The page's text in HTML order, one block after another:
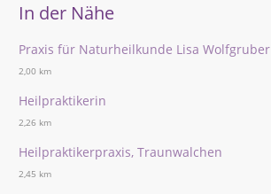
In der Nähe
Praxis für Naturheilkunde Lisa Wolfgruber
2,00 km
Heilpraktikerin
2,26 km
Heilpraktikerpraxis, Traunwalchen
2,45 km